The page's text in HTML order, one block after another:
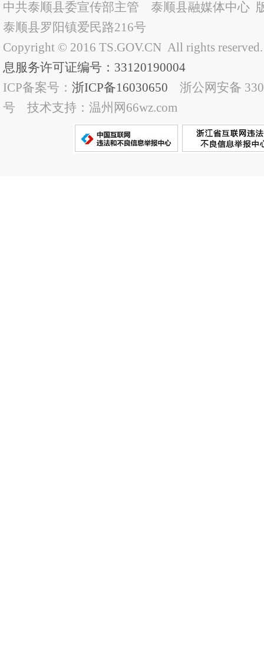
中共泰顺县委宣传部主管 泰顺县融媒体中心
泰顺县罗阳镇爱民路216号
Copyright © 2016 TS.GOV.CN All rights
息服务许可证编号：33120190004
ICP备案号： 浙ICP备16030650 浙公网安备
号 技术支持：温州网66wz.com